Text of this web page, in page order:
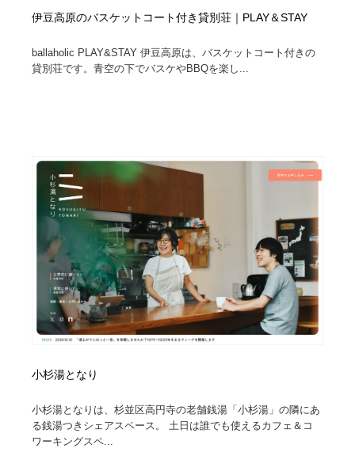
伊豆高原のバスケットコート付き貸別荘｜PLAY＆STAY
ballaholic PLAY&STAY 伊豆高原は、バスケットコート付きの
貸別荘です。青空の下でバスケやBBQを楽し...
小杉湯となり
小杉湯となりは、杉並区高円寺の老舗銭湯「小杉湯」の隣にあ
る銭湯つきシェアスペース。 土日は誰でも使えるカフェ＆コ
ワーキングスペ...